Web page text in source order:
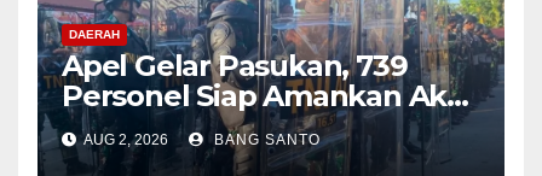
DAERAH
Apel Gelar Pasukan, 739
Personel Siap Amankan Aksi
Damai KNPB di Kantor MRP
Papua Tengah
AUG 2, 2026 BANG SANTO